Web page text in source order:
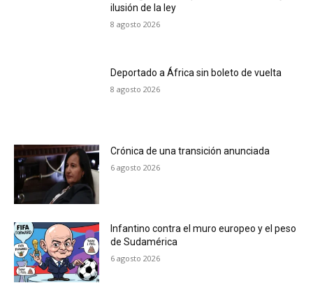
ilusión de la ley
8 agosto 2026
Deportado a África sin boleto de vuelta
8 agosto 2026
Crónica de una transición anunciada
6 agosto 2026
Infantino contra el muro europeo y el peso
de Sudamérica
6 agosto 2026